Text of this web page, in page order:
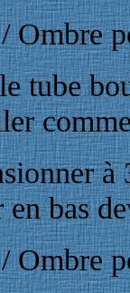
tube
à
en bas